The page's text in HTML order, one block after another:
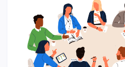
Стоимость обучения
Скидки и льготы
Меньше 50 баллов/Без ЕНТ